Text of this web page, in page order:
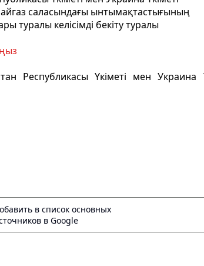
саласындағы ынтымақтастығының
туралы келісімді бекіту туралы
Республикасы Үкіметі мен Украина
в список основных
в Google